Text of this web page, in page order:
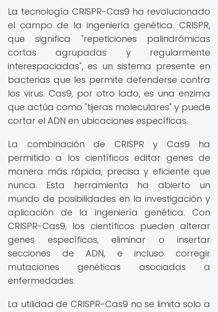
La tecnología CRISPR-Cas9 ha revolucionado
el campo de la ingeniería genética. CRISPR,
que significa "repeticiones palindrómicas
cortas agrupadas y regularmente
interespaciadas", es un sistema presente en
bacterias que les permite defenderse contra
los virus. Cas9, por otro lado, es una enzima
que actúa como "tijeras moleculares" y puede
cortar el ADN en ubicaciones específicas.
La combinación de CRISPR y Cas9 ha
permitido a los científicos editar genes de
manera más rápida, precisa y eficiente que
nunca. Esta herramienta ha abierto un
mundo de posibilidades en la investigación y
aplicación de la ingeniería genética. Con
CRISPR-Cas9, los científicos pueden alterar
genes específicos, eliminar o insertar
secciones de ADN, e incluso corregir
mutaciones genéticas asociadas a
enfermedades.
La utilidad de CRISPR-Cas9 no se limita solo a